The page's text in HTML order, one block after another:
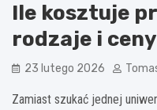
Ile kosztuje
rodzaje i ceny
23 lutego 2026
Zamiast szukać jednej